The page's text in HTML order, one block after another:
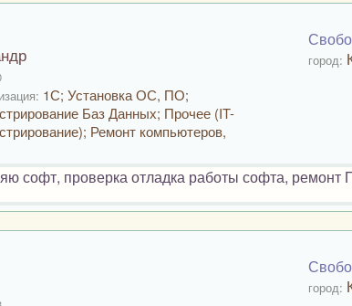
1С; Установка ОС, ПО;
Баз Данных; Прочее (IT-
Ремонт компьютеров,
город:
софт, проверка отладка работы софта, ремонт
город: